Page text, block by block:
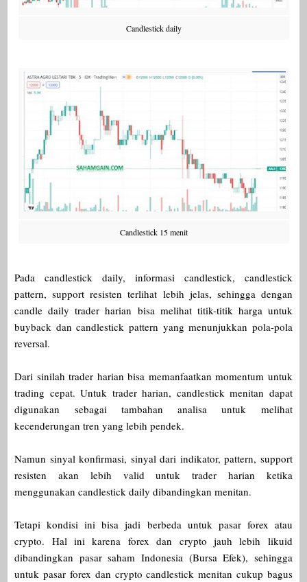
Candlestick daily
Candlestick 15 menit
Pada candlestick daily, informasi candlestick, candlestick
pattern, support resisten terlihat lebih jelas, sehingga dengan
candle daily trader harian bisa melihat titik-titik harga untuk
buyback dan candlestick pattern yang menunjukkan pola-pola
reversal.
Dari sinilah trader harian bisa memanfaatkan momentum untuk
trading cepat. Untuk trader harian, candlestick menitan dapat
digunakan sebagai tambahan analisa untuk melihat
kecenderungan tren yang lebih pendek.
Namun sinyal konfirmasi, sinyal dari indikator, pattern, support
resisten akan lebih valid untuk trader harian ketika
menggunakan candlestick daily dibandingkan menitan.
Tetapi kondisi ini bisa jadi berbeda untuk pasar forex atau
crypto. Hal ini karena forex dan crypto jauh lebih likuid
dibandingkan pasar saham Indonesia (Bursa Efek), sehingga
untuk pasar forex dan crypto candlestick menitan cukup bagus